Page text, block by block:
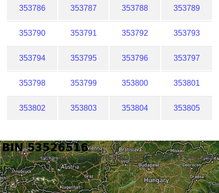
353786 353787 353788 353789
353790 353791 353792 353793
353794 353795 353796 353797
353798 353799 353800 353801
353802 353803 353804 353805